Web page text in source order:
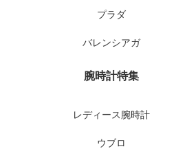
プラダ
バレンシアガ
腕時計特集
レディース腕時計
ウブロ